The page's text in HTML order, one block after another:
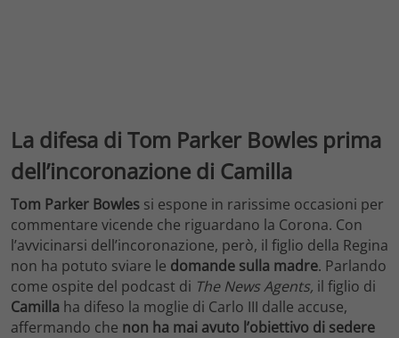
La difesa di Tom Parker Bowles prima
dell’incoronazione di Camilla
Tom Parker Bowles si espone in rarissime occasioni per
commentare vicende che riguardano la Corona. Con
l’avvicinarsi dell’incoronazione, però, il figlio della Regina
non ha potuto sviare le domande sulla madre. Parlando
come ospite del podcast di The News Agents, il figlio di
Camilla ha difeso la moglie di Carlo III dalle accuse,
affermando che non ha mai avuto l’obiettivo di sedere